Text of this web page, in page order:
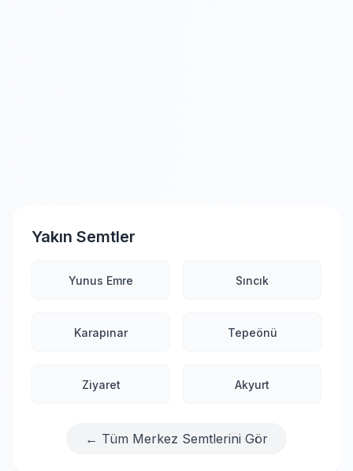
Yakın Semtler
Yunus Emre Sıncık
Karapınar Tepeönü
Ziyaret Akyurt
← Tüm Merkez Semtlerini Gör